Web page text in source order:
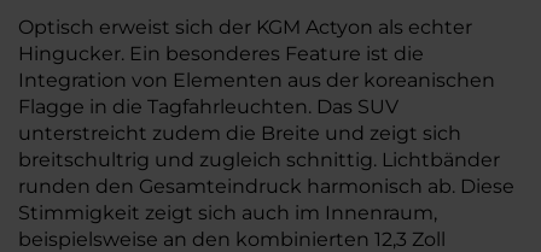
Optisch erweist sich der KGM Actyon als echter
Hingucker. Ein besonderes Feature ist die
Integration von Elementen aus der koreanischen
Flagge in die Tagfahrleuchten. Das SUV
unterstreicht zudem die Breite und zeigt sich
breitschultrig und zugleich schnittig. Lichtbänder
runden den Gesamteindruck harmonisch ab. Diese
Stimmigkeit zeigt sich auch im Innenraum,
beispielsweise an den kombinierten 12,3 Zoll